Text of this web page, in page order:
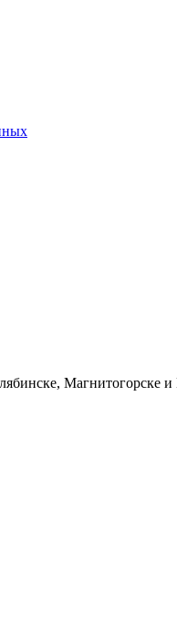
Магнитогорске и